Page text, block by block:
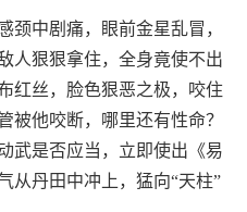
颈中剧痛，眼前金星乱冒，
人狠狠拿住，全身竟使不出
红丝，脸色狠恶之极，咬住
被他咬断，哪里还有性命？
武是否应当，立即使出《易
从丹田中冲上，猛向“天柱”